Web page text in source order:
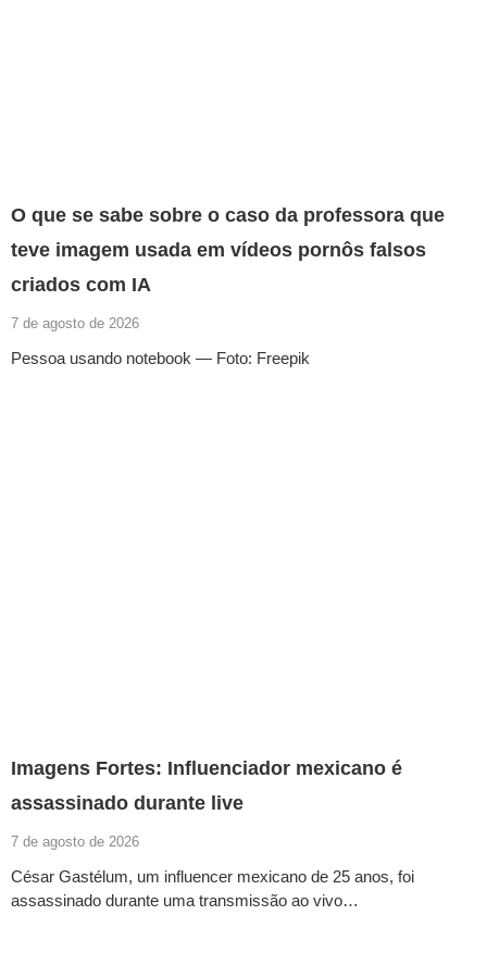
O que se sabe sobre o caso da professora que
teve imagem usada em vídeos pornôs falsos
criados com IA
7 de agosto de 2026
Pessoa usando notebook — Foto: Freepik
Imagens Fortes: Influenciador mexicano é
assassinado durante live
7 de agosto de 2026
César Gastélum, um influencer mexicano de 25 anos, foi
assassinado durante uma transmissão ao vivo…